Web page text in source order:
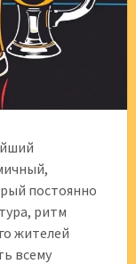
постоянно
ритм
жителей
всему